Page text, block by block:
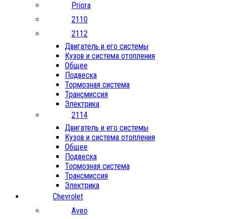
Priora
2110
2112
Двигатель и его системы
Кузов и система отопления
Общее
Подвеска
Тормозная система
Трансмиссия
Электрика
2114
Двигатель и его системы
Кузов и система отопления
Общее
Подвеска
Тормозная система
Трансмиссия
Электрика
Chevrolet
Aveo